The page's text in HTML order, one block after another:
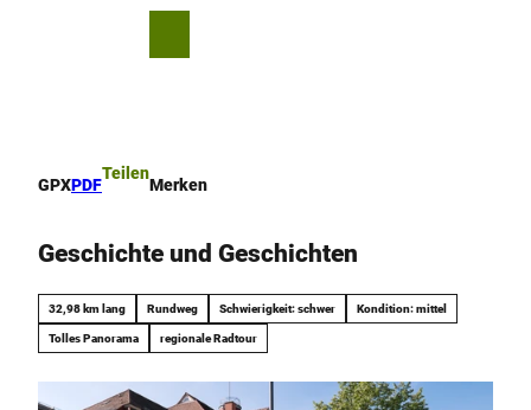
GPXPDF
Teilen
Merken
Geschichte und Geschichten
32,98 km lang Rundweg Schwierigkeit: schwer Kondition: mittel
Tolles Panorama regionale Radtour